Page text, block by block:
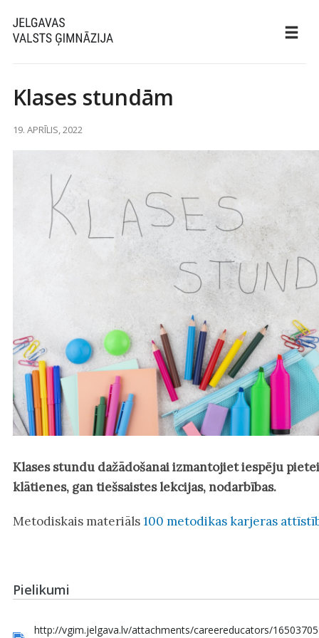
Klases stundām
19. APRĪLIS, 2022
Klases stundu dažādošanai izmantojiet iespēju
klātienes, gan tiešsaistes lekcijas, nodarbības.
Metodiskais materiāls100 metodikas karjeras
Pielikumi
http://vgim.jelgava.lv/attachments/careereducators/